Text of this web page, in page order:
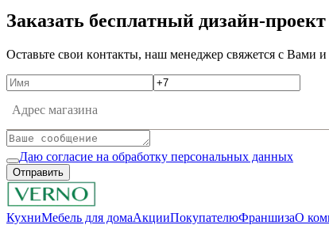
Зaкaзaть бecплaтный дизaйн-пpoeкт
Ocтaвьтe cвoи кoнтaкты, нaш мeнeджep cвяжeтcя c Вaми
Адрес магазина
Даю согласие на обработку персональных данных
Отправить
КухниМебель для домаАкцииПокупателюФраншизаО